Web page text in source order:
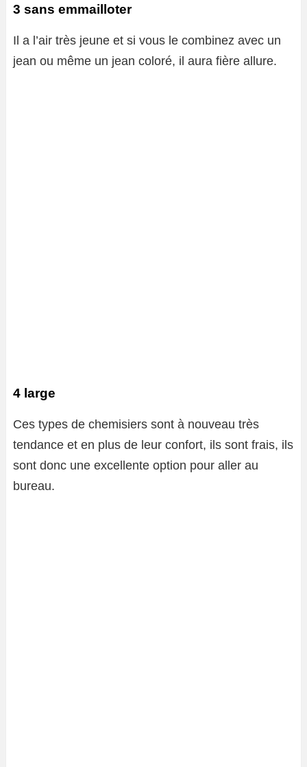
3 sans emmailloter
Il a l’air très jeune et si vous le combinez avec un
jean ou même un jean coloré, il aura fière allure.
4 large
Ces types de chemisiers sont à nouveau très
tendance et en plus de leur confort, ils sont frais, ils
sont donc une excellente option pour aller au
bureau.